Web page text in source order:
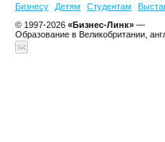
Бизнесу Детям Студентам
© 1997-2026 «Бизнес-Линк» —
Образование в Великобритании,